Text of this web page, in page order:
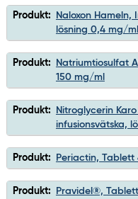
Produkt:
Naloxon
lösning 0,4 mg/ml
Produkt:
Natriumtiosulfat
150 mg/ml
Produkt:
Nitroglycerin
infusionsvätska,
Produkt: Periactin, Tablett
Produkt: Pravidel®,